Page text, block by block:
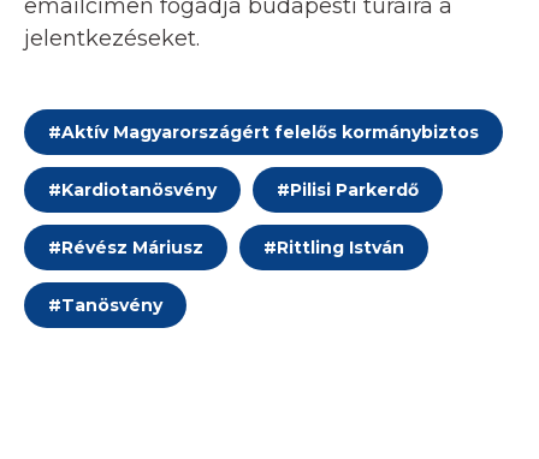
emailcímen fogadja budapesti túráira a
jelentkezéseket.
#Aktív Magyarországért felelős kormánybiztos
#Kardiotanösvény #Pilisi Parkerdő
#Révész Máriusz #Rittling István
#Tanösvény